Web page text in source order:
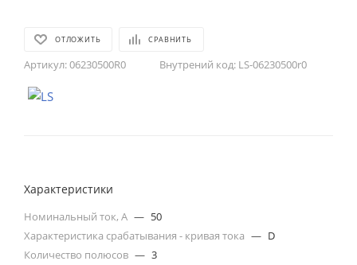
ОТЛОЖИТЬ СРАВНИТЬ
Артикул:06230500R0 Внутрений код: LS-06230500r0
Характеристики
Номинальный ток, А — 50
Характеристика срабатывания - кривая тока — D
Количество полюсов — 3